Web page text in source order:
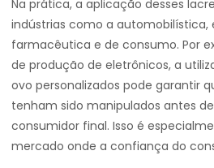
Na prática, a aplicação desses
indústrias como a automobilística,
farmacêutica e de consumo. Por
de produção de eletrônicos, a
ovo personalizados pode garantir
tenham sido manipulados antes
consumidor final. Isso é
mercado onde a confiança do